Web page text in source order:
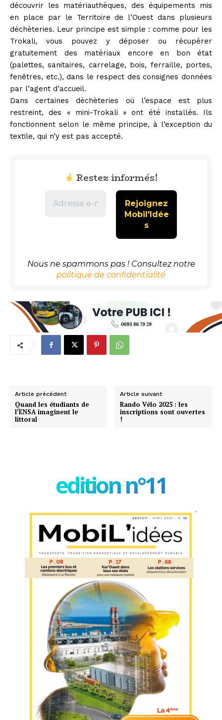
découvrir les matériauthèques, des équipements mis
en place par le Territoire de l’Ouest dans plusieurs
déchèteries. Leur principe est simple : comme pour les
Trokali, vous pouvez y déposer ou récupérer
gratuitement des matériaux encore en bon état
(palettes, sanitaires, carrelage, bois, ferraille, portes,
fenêtres, etc.), dans le respect des consignes données
par l’agent d’accueil.
Dans certaines déchèteries où l’espace est plus
restreint, des « mini-Trokali » ont été installés. Ils
fonctionnent selon le même principe, à l’exception du
textile, qui n’y est pas accepté.
Restez informés!
Nous ne spammons pas ! Consultez notre
politique de confidentialité
Article précédent
Quand les étudiants de
l’ENSA imaginent le
littoral
Article suivant
Rando Vélo 2025 : les
inscriptions sont ouvertes
!
edition n°11